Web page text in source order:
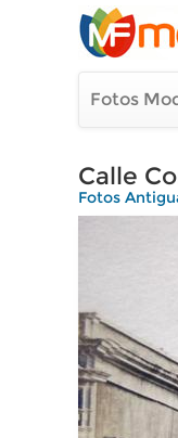
Fotos
Calle
Fotos